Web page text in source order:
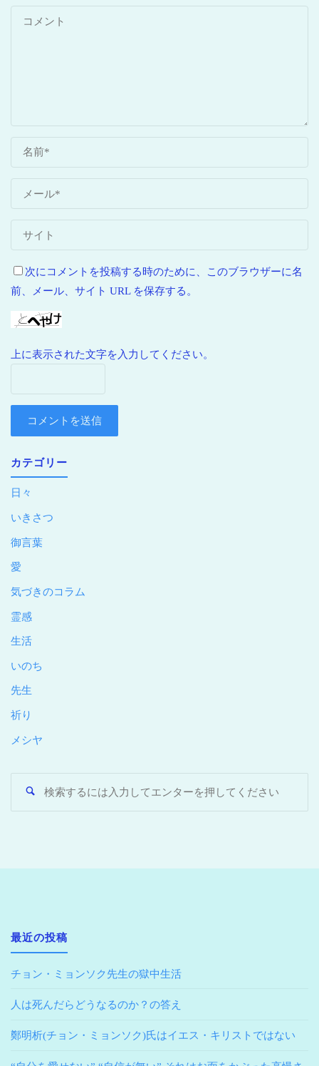
次にコメントを投稿する時のために、このブラウザーに名
前、メール、サイト URL を保存する。
上に表示された文字を入力してください。
カテゴリー
日々
いきさつ
御言葉
愛
気づきのコラム
霊感
生活
いのち
先生
祈り
メシヤ
最近の投稿
チョン・ミョンソク先生の獄中生活
人は死んだらどうなるのか？の答え
鄭明析(チョン・ミョンソク)氏はイエス・キリストではない